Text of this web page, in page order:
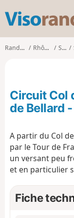
Randonnées Rhône-Alpes Savoie
Circuit Col
de Bellard
A partir du Col
par le Tour de
un versant peu
et en particulier
Fiche